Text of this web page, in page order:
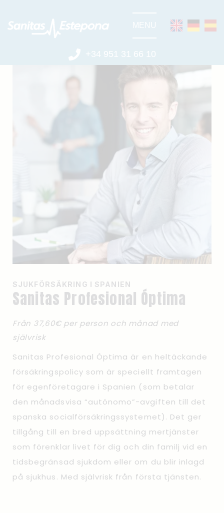
+34 951 31 66 10
MENU
SJUKFÖRSÄKRING I SPANIEN
Sanitas Profesional Óptima
Från 37,60€ per person och månad med
självrisk
Sanitas Profesional Óptima är en heltäckande
försäkringspolicy som är speciellt framtagen
för egenföretagare i Spanien (som betalar
den månadsvisa “autónomo”-avgiften till det
spanska socialförsäkringssystemet). Det ger
tillgång till en bred uppsättning mertjänster
som förenklar livet för dig och din familj vid en
tidsbegränsad sjukdom eller om du blir inlagd
på sjukhus. Med självrisk från första tjänsten.